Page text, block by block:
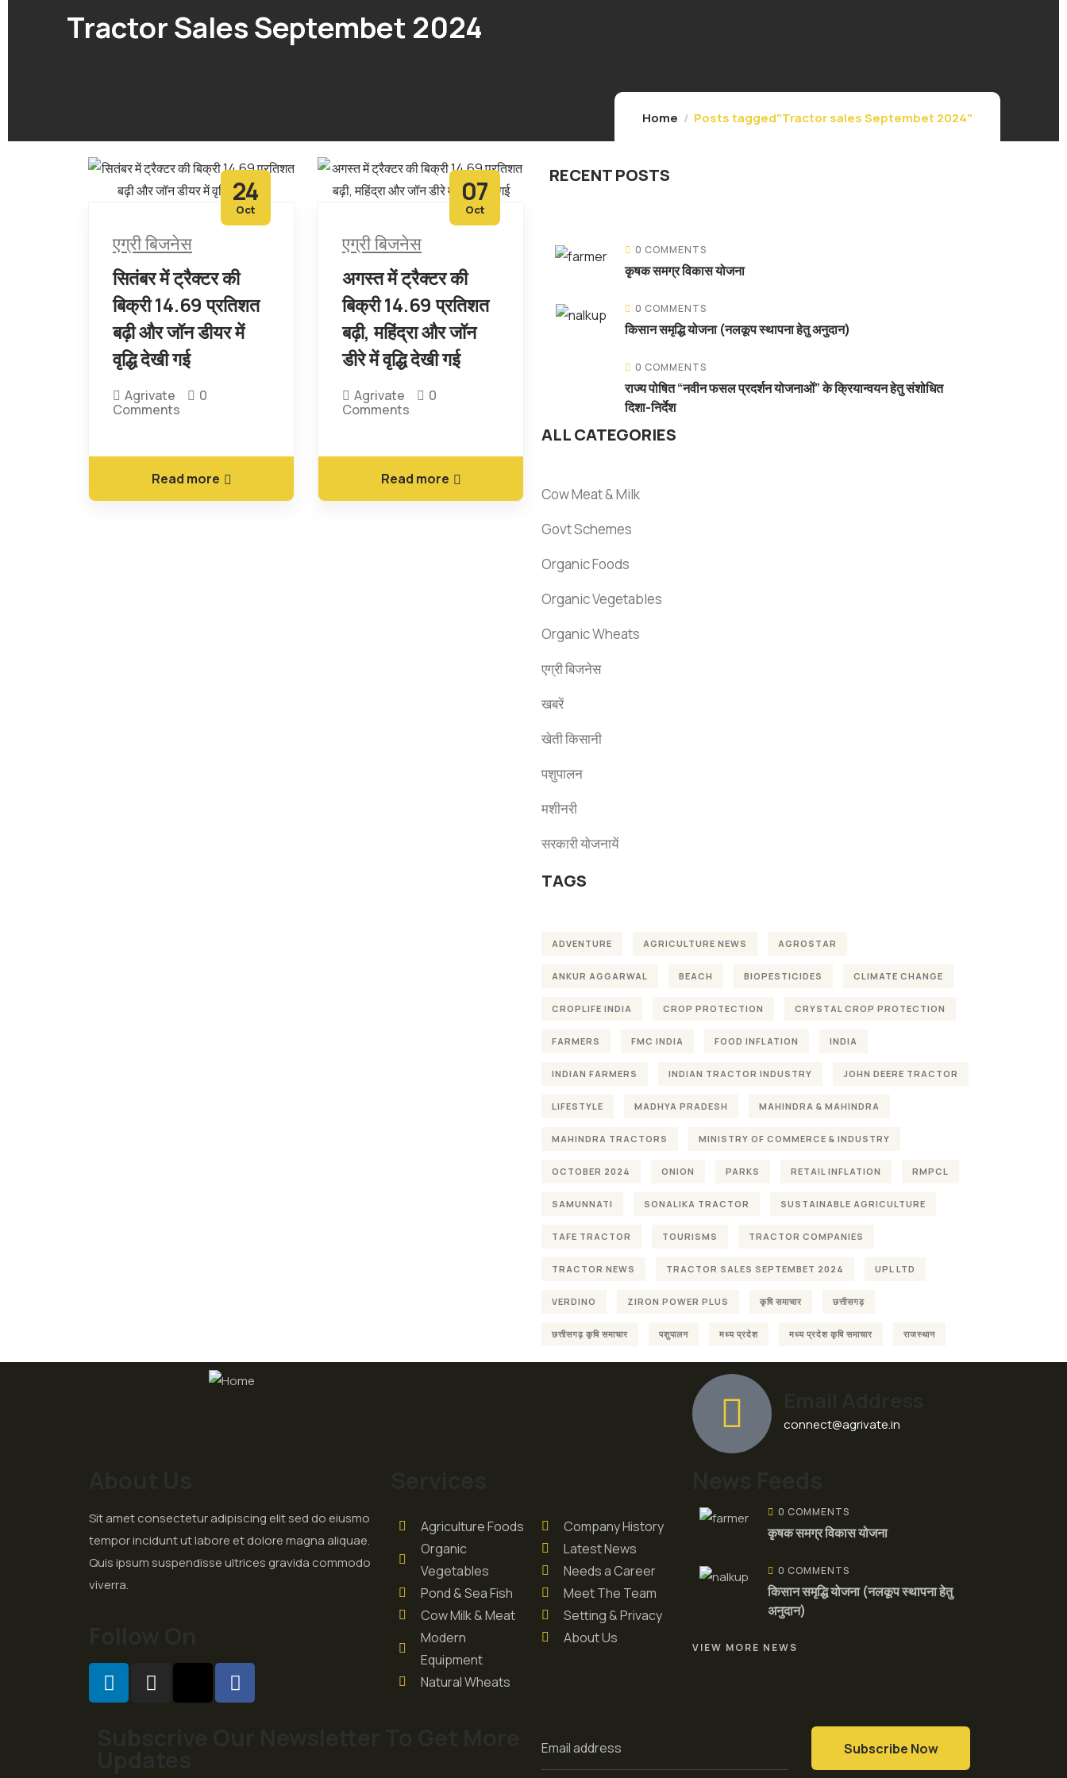
Tractor Sales Septembet 2024
Home Posts tagged"Tractor sales Septembet 2024"
24
Oct
एग्री बिजनेस
सितंबर में ट्रैक्टर की
बिक्री 14.69 प्रतिशत
बढ़ी और जॉन डीयर में
वृद्धि देखी गई
Agrivate
0
Comments
Read more
07
Oct
एग्री बिजनेस
अगस्त में ट्रैक्टर की
बिक्री 14.69 प्रतिशत
बढ़ी, महिंद्रा और जॉन
डीरे में वृद्धि देखी गई
Agrivate
0
Comments
Read more
RECENT POSTS
0 COMMENTS
कृषक समग्र विकास योजना
0 COMMENTS
किसान समृद्धि योजना (नलकूप स्थापना हेतु अनुदान)
0 COMMENTS
राज्य पोषित “नवीन फसल प्रदर्शन योजनाओं” के क्रियान्वयन हेतु संशोधित
दिशा-निर्देश
ALL CATEGORIES
Cow Meat & Milk
Govt Schemes
Organic Foods
Organic Vegetables
Organic Wheats
एग्री बिजनेस
खबरें
खेती किसानी
पशुपालन
मशीनरी
सरकारी योजनायें
TAGS
ADVENTURE AGRICULTURE NEWS AGROSTAR
ANKUR AGGARWAL BEACH BIOPESTICIDES CLIMATE CHANGE
CROPLIFE INDIA CROP PROTECTION CRYSTAL CROP PROTECTION
FARMERS FMC INDIA FOOD INFLATION INDIA
INDIAN FARMERS INDIAN TRACTOR INDUSTRY JOHN DEERE TRACTOR
LIFESTYLE MADHYA PRADESH MAHINDRA & MAHINDRA
MAHINDRA TRACTORS MINISTRY OF COMMERCE & INDUSTRY
OCTOBER 2024 ONION PARKS RETAIL INFLATION RMPCL
SAMUNNATI SONALIKA TRACTOR SUSTAINABLE AGRICULTURE
TAFE TRACTOR TOURISMS TRACTOR COMPANIES
TRACTOR NEWS TRACTOR SALES SEPTEMBET 2024 UPL LTD
VERDINO ZIRON POWER PLUS कृषि समाचार छत्तीसगढ़
छत्तीसगढ़ कृषि समाचार पशुपालन मध्य प्रदेश मध्य प्रदेश कृषि समाचार राजस्थान
connect@agrivate.in
Sit amet consectetur adipiscing elit sed do eiusmo
tempor incidunt ut labore et dolore magna aliquae.
Quis ipsum suspendisse ultrices gravida commodo
viverra.
Agriculture Foods
Organic
Vegetables
Pond & Sea Fish
Cow Milk & Meat
Modern
Equipment
Natural Wheats
Company History
Latest News
Needs a Career
Meet The Team
Setting & Privacy
About Us
0 COMMENTS
कृषक समग्र विकास योजना
0 COMMENTS
किसान समृद्धि योजना (नलकूप स्थापना हेतु
अनुदान)
VIEW MORE NEWS